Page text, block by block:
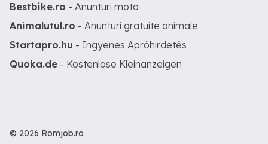
Bestbike.ro - Anunturi moto
Animalutul.ro - Anunturi gratuite animale
Startapro.hu - Ingyenes Apróhirdetés
Quoka.de - Kostenlose Kleinanzeigen
© 2026 Romjob.ro